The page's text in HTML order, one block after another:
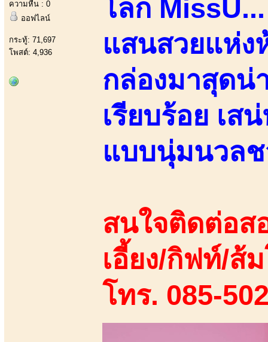
ความหื่น : 0
ออฟไลน์
กระทู้: 71,697
โพสต์: 4,936
โลก
แสนสวยแห่ง
กล่องมาสุดน่
เรียบร้อย เส
แบบนุ่มนวล
สนใจติดต่อส
เอี้ยง/กิฟท์/ส้
โทร. 085-